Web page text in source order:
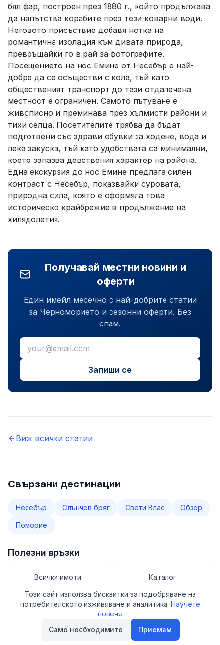
бял фар, построен през 1880 г., който продължава
да напътства корабите през тези коварни води.
Неговото присъствие добавя нотка на
романтична изолация към дивата природа,
превръщайки го в рай за фотографите.
Посещението на нос Емине от Несебър е най-
добре да се осъществи с кола, тъй като
общественият транспорт до тази отдалечена
местност е ограничен. Самото пътуване е
живописно и преминава през хълмисти райони и
тихи селца. Посетителите трябва да бъдат
подготвени със здрави обувки за ходене, вода и
лека закуска, тъй като удобствата са минимални,
което запазва девствения характер на района.
Една екскурзия до нос Емине предлага силен
контраст с Несебър, показвайки суровата,
природна сила, която е оформяла това
историческо крайбрежие в продължение на
хилядолетия.
Получавай местни новини и
оферти
Един имейл месечно с най-добрите статии
за Черноморието и сезонни оферти. Без
спам.
Запиши се
Виж всички статии
Свързани дестинации
Несебър Слънчев бряг Свети Влас Обзор
Поморие
Полезни връзки
Всички имоти Каталог
Имоти за продажба
Този сайт използва бисквитки за подобряване на
потребителското изживяване и аналитика. Научете
повече
Само необходимите
Приемам